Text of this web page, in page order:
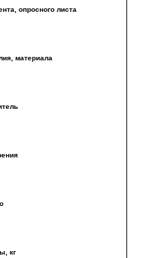
опросного листа
материала
кг